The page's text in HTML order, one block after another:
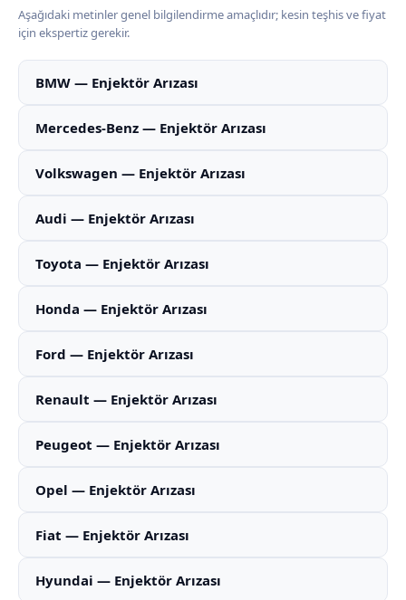
Aşağıdaki metinler genel bilgilendirme amaçlıdır; kesin teşhis ve fiyat
için ekspertiz gerekir.
BMW — Enjektör Arızası
Mercedes-Benz — Enjektör Arızası
Volkswagen — Enjektör Arızası
Audi — Enjektör Arızası
Toyota — Enjektör Arızası
Honda — Enjektör Arızası
Ford — Enjektör Arızası
Renault — Enjektör Arızası
Peugeot — Enjektör Arızası
Opel — Enjektör Arızası
Fiat — Enjektör Arızası
Hyundai — Enjektör Arızası